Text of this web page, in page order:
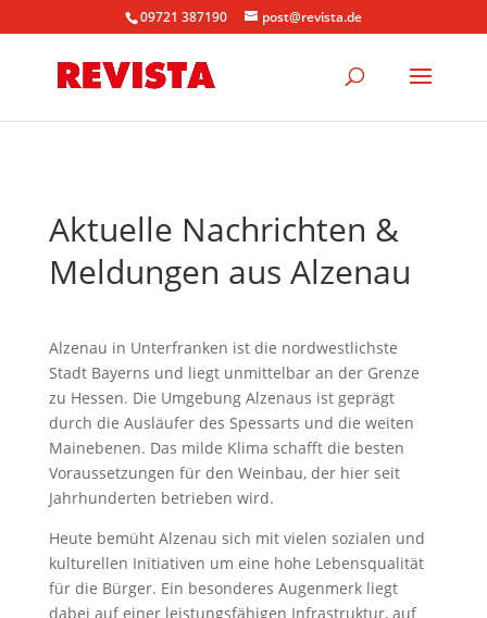
09721 387190 post@revista.de
Aktuelle Nachrichten &
Meldungen aus Alzenau
Alzenau in Unterfranken ist die nordwestlichste
Stadt Bayerns und liegt unmittelbar an der Grenze
zu Hessen. Die Umgebung Alzenaus ist geprägt
durch die Ausläufer des Spessarts und die weiten
Mainebenen. Das milde Klima schafft die besten
Voraussetzungen für den Weinbau, der hier seit
Jahrhunderten betrieben wird.
Heute bemüht Alzenau sich mit vielen sozialen und
kulturellen Initiativen um eine hohe Lebensqualität
für die Bürger. Ein besonderes Augenmerk liegt
dabei auf einer leistungsfähigen Infrastruktur, auf